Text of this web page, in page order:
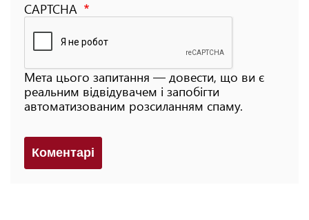
CAPTCHA
Мета цього запитання — довести, що ви є
реальним відвідувачем і запобігти
автоматизованим розсиланням спаму.
Коментарi